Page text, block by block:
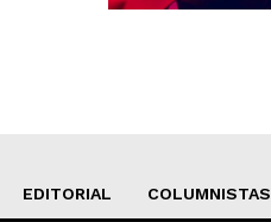
EDITORIAL COLUMNISTAS